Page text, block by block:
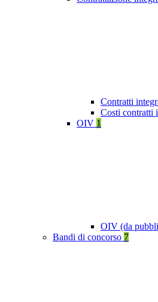
Contratti
Costi contratti
OIV 1
OIV (da
Bandi di concorso 7